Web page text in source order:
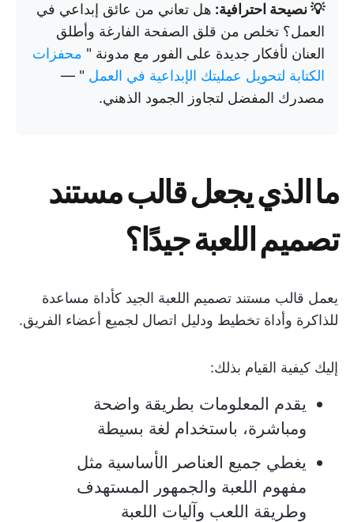
💡 نصيحة احترافية: هل تعاني من عائق إبداعي في
العمل؟ تخلص من قلق الصفحة الفارغة وأطلق
العنان لأفكار جديدة على الفور مع مدونة " محفزات
الكتابة لتحويل عمليتك الإبداعية في العمل " —
مصدرك المفضل لتجاوز الجمود الذهني.
ما الذي يجعل قالب مستند
تصميم اللعبة جيدًا؟
يعمل قالب مستند تصميم اللعبة الجيد كأداة مساعدة
للذاكرة وأداة تخطيط ودليل اتصال لجميع أعضاء الفريق.
إليك كيفية القيام بذلك:
يقدم المعلومات بطريقة واضحة
ومباشرة، باستخدام لغة بسيطة
يغطي جميع العناصر الأساسية مثل
مفهوم اللعبة والجمهور المستهدف
وطريقة اللعب وآليات اللعبة